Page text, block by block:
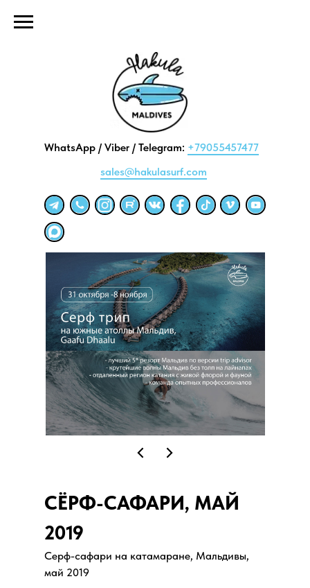
sales@hakulasurf.com
WhatsApp / Viber / Telegram: +79055457477
СЁРФ-САФАРИ, МАЙ
2019
Серф-сафари на катамаране, Мальдивы,
май 2019